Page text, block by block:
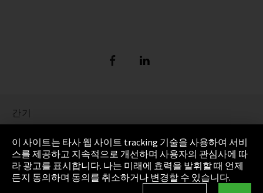
간기
정보 보호
Cookie Settings
AGB(일반거래조건)
이 사이트는 타사 웹 사이트 tracking 기술을 사용하여 서비
스를 제공하고 지속적으로 개선하며 사용자의 관심사에 따
라 광고를 표시합니다. 나는 미래에 효력을 발휘할 때 언제
든지 동의하며 동의를 취소하거나 변경할 수 있습니다.